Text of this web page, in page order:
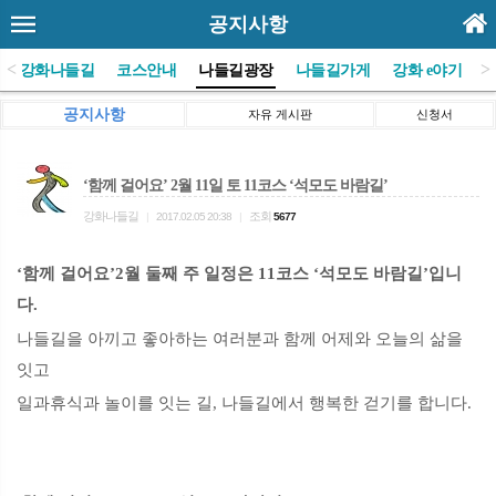
공지사항
<)강화나들길 코스안내 나들길광장 나들길가게 강화 e야기 >
공지사항 자유 게시판 신청서
‘함께 걸어요’ 2월 11일 토 11코스 ‘석모도 바람길’
강화나들길 2017.02.05 20:38 조회 5677
‘함께 걸어요’2월 둘째 주 일정은 11코스 ‘석모도 바람길’입니
다.
나들길을 아끼고 좋아하는 여러분과 함께 어제와 오늘의 삶을
잇고
일과휴식과 놀이를 잇는 길, 나들길에서 행복한 걷기를 합니다.